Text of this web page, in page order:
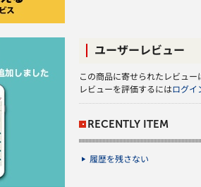
ユーザーレビュー
この商品に寄せられたレビュ
レビューを評価するにはログイ
RECENTLY ITEM
履歴を残さない